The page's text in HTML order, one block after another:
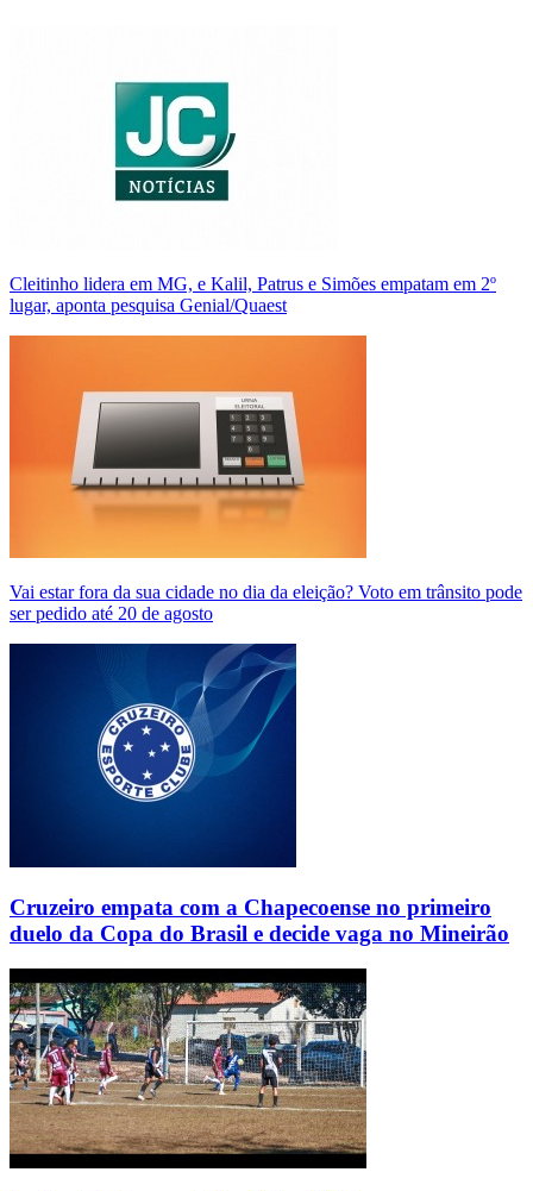
Cleitinho lidera em MG, e Kalil, Patrus e Simões empatam em 2º
lugar, aponta pesquisa Genial/Quaest
Vai estar fora da sua cidade no dia da eleição? Voto em trânsito pode
ser pedido até 20 de agosto
Cruzeiro empata com a Chapecoense no primeiro
duelo da Copa do Brasil e decide vaga no Mineirão